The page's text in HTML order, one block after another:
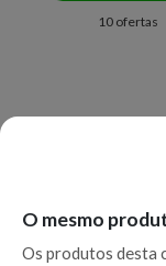
10 ofertas
O mesmo
Os produtos desta